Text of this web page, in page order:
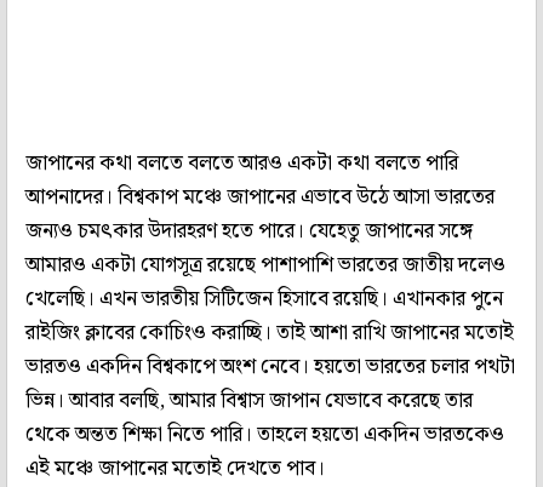
জাপানের কথা বলতে বলতে আরও একটা কথা বলতে পারি
আপনাদের। বিশ্বকাপ মঞ্চে জাপানের এভাবে উঠে আসা ভারতের
জন্যও চমৎকার উদারহরণ হতে পারে। যেহেতু জাপানের সঙ্গে
আমারও একটা যোগসূত্র রয়েছে পাশাপাশি ভারতের জাতীয় দলেও
খেলেছি। এখন ভারতীয় সিটিজেন হিসাবে রয়েছি। এখানকার পুনে
রাইজিং ক্লাবের কোচিংও করাচ্ছি। তাই আশা রাখি জাপানের মতোই
ভারতও একদিন বিশ্বকাপে অংশ নেবে। হয়তো ভারতের চলার পথটা
ভিন্ন। আবার বলছি, আমার বিশ্বাস জাপান যেভাবে করেছে তার
থেকে অন্তত শিক্ষা নিতে পারি। তাহলে হয়তো একদিন ভারতকেও
এই মঞ্চে জাপানের মতোই দেখতে পাব।